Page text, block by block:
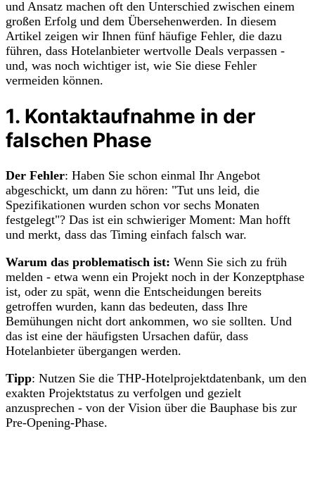
und Ansatz machen oft den Unterschied zwischen einem
großen Erfolg und dem Übersehenwerden. In diesem
Artikel zeigen wir Ihnen fünf häufige Fehler, die dazu
führen, dass Hotelanbieter wertvolle Deals verpassen -
und, was noch wichtiger ist, wie Sie diese Fehler
vermeiden können.
1. Kontaktaufnahme in der
falschen Phase
Der Fehler: Haben Sie schon einmal Ihr Angebot
abgeschickt, um dann zu hören: "Tut uns leid, die
Spezifikationen wurden schon vor sechs Monaten
festgelegt"? Das ist ein schwieriger Moment: Man hofft
und merkt, dass das Timing einfach falsch war.
Warum das problematisch ist: Wenn Sie sich zu früh
melden - etwa wenn ein Projekt noch in der Konzeptphase
ist, oder zu spät, wenn die Entscheidungen bereits
getroffen wurden, kann das bedeuten, dass Ihre
Bemühungen nicht dort ankommen, wo sie sollten. Und
das ist eine der häufigsten Ursachen dafür, dass
Hotelanbieter übergangen werden.
Tipp: Nutzen Sie die THP-Hotelprojektdatenbank, um den
exakten Projektstatus zu verfolgen und gezielt
anzusprechen - von der Vision über die Bauphase bis zur
Pre-Opening-Phase.